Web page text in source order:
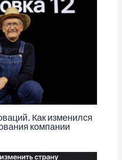
Как изменился
компании